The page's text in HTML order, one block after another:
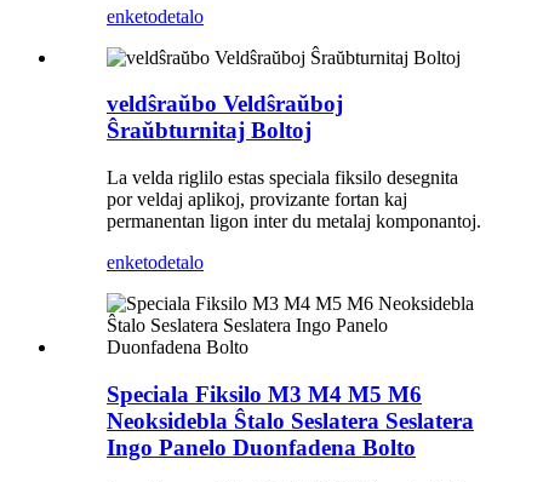
enketodetalo
veldŝraŭbo Veldŝraŭboj
Ŝraŭbturnitaj Boltoj
La velda riglilo estas speciala fiksilo desegnita
por veldaj aplikoj, provizante fortan kaj
permanentan ligon inter du metalaj komponantoj.
enketodetalo
Speciala Fiksilo M3 M4 M5 M6
Neoksidebla Ŝtalo Seslatera Seslatera
Ingo Panelo Duonfadena Bolto